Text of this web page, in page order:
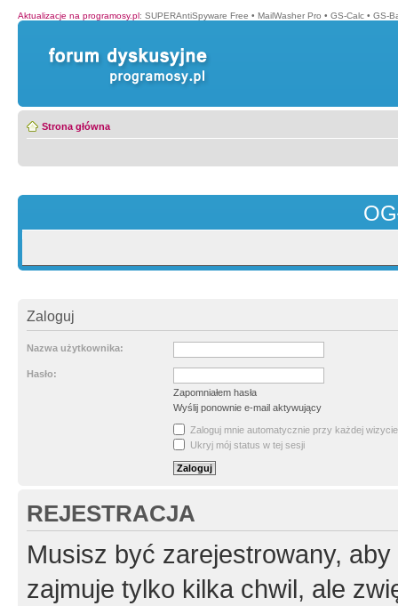
Aktualizacje na programosy.pl: SUPERAntiSpyware Free • MailWasher Pro • GS-Calc • GS-
Strona główna
Zaloguj
Nazwa użytkownika:
Hasło:
Zapomniałem hasła
Wyślij ponownie e-mail aktywujący
Zaloguj mnie automatycznie przy każdej wizycie
Ukryj mój status w tej sesji
REJESTRACJA
Musisz być zarejestrowany,
zajmuje tylko kilka chwil, ale